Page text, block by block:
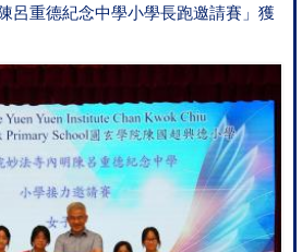
呂重德紀念中學小學長跑邀請賽」獲